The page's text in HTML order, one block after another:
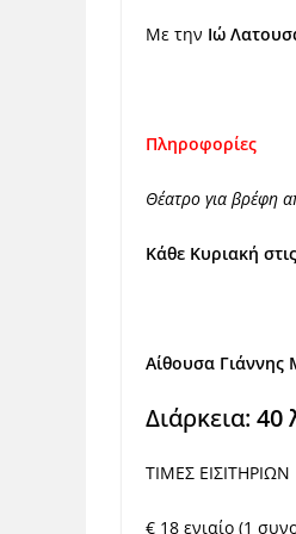
Με την Iώ
Πληροφορίες
Θέατρο για βρέφη
Κάθε Κυριακή
Αίθουσα
Διάρκεια: 40
ΤΙΜΕΣ ΕΙΣΙΤΗΡΙΩΝ
€ 18 ενιαίο (1